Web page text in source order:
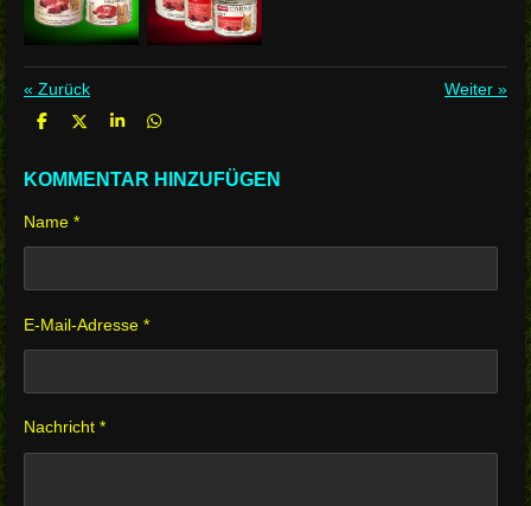
« Zurück Weiter »
T
l
T
l
T
l
T
l
KOMMENTAR HINZUFÜGEN
Name *
E-Mail-Adresse *
Nachricht *